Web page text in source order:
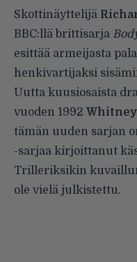
Skottinäyttelijä
BBC:llä brittisarja
esittää armeijasta
henkivartijaksi
Uutta kuusiosaista
vuoden 1992
tämän uuden sarjan
-sarjaa kirjoittanut
Trilleriksikin
ole vielä julkistettu.